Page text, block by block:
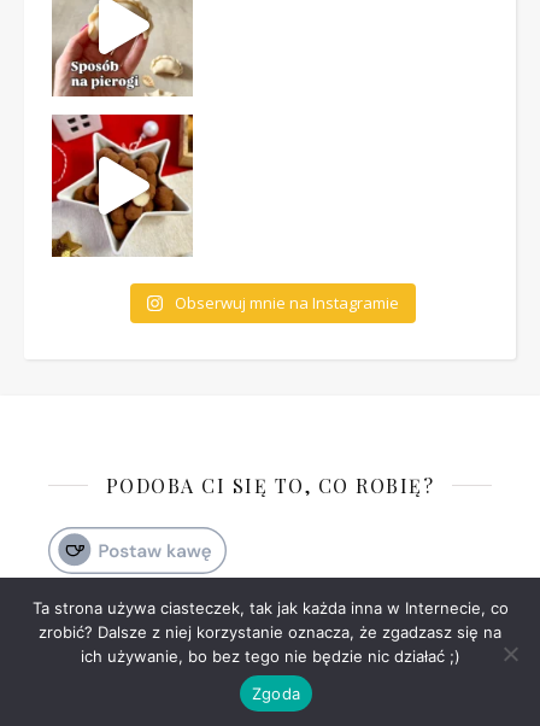
Obserwuj mnie na Instagramie
PODOBA CI SIĘ TO, CO ROBIĘ?
Polityka prywatności Kontakt
Ashe Motyw przez WP
Royal.
Ta strona używa ciasteczek, tak jak każda inna w Internecie, co
zrobić? Dalsze z niej korzystanie oznacza, że zgadzasz się na
ich używanie, bo bez tego nie będzie nic działać ;)
Zgoda